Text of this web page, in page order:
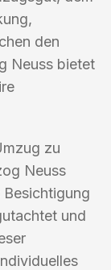
den
Neuss bietet
zu
Neuss
und